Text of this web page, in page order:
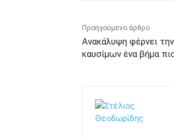
Προηγούμενο άρθρο
Ανακάλυψη φέρνει
καυσίμων ένα βήμα